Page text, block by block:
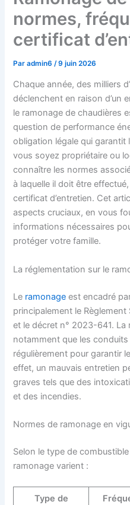
normes,
certificat
Paradmin6/9 juin 2026
Chaque année, des milliers
déclenchent en raison d’un
le ramonage de chaudières
question de performance
obligation légale qui garantit
vous soyez propriétaire ou
connaître les normes
à laquelle il doit être
certificat d’entretien. Cet
aspects cruciaux, en vous
informations nécessaires
protéger votre famille.
La réglementation sur le
Le ramonage est encadré
principalement le Règlement
et le décret n° 2023-641.
notamment que les
régulièrement pour garantir
effet, un mauvais entretien
graves tels que des
et des incendies.
Normes de ramonage en
Selon le type de
ramonage varient :
Type de